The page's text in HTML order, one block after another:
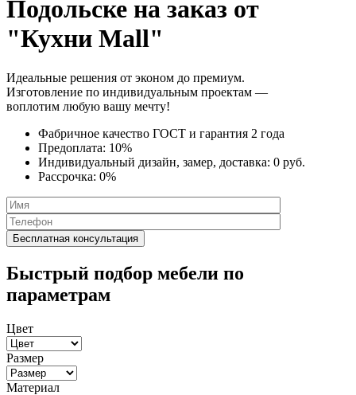
Подольске на заказ от
"Кухни Mall"
Идеальные решения от эконом до премиум.
Изготовление по индивидуальным проектам —
воплотим любую вашу мечту!
Фабричное качество ГОСТ и гарантия 2 года
Предоплата: 10%
Индивидуальный дизайн, замер, доставка: 0 руб.
Рассрочка: 0%
Быстрый подбор мебели по
параметрам
Цвет
Размер
Материал